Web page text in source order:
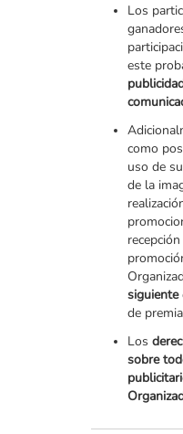
Los
este
como
uso de
de la
siguiente
de
Los
sobre